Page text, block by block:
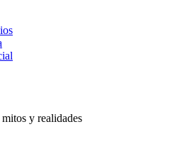
y realidades